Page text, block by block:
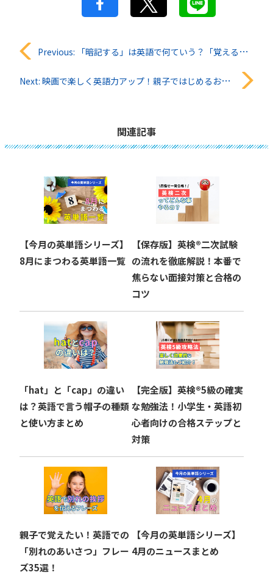
投
稿
ョ
ン
Previous: 「暗記する」は英語で何ていう？「覚える」「記憶する」の違いも紹介
Next: 映画で楽しく英語力アップ！親子ではじめるおうち英語学習ガイド
関連記事
【今月の英単語シリーズ】
8月にまつわる英単語一覧
【保存版】英検®︎二次試験
の流れを徹底解説！本番で
焦らない面接対策と合格の
コツ
「hat」と「cap」の違い
は？英語で言う帽子の種類
と使い方まとめ
【完全版】英検®︎5級の確実
な勉強法！小学生・英語初
心者向けの合格ステップと
対策
親子で覚えたい！英語での
「別れのあいさつ」フレー
ズ35選！
【今月の英単語シリーズ】
4月のニュースまとめ